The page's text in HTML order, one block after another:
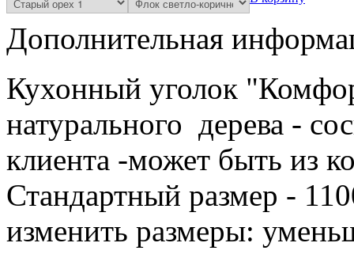
Дополнительная
Кухонный уголок
натурального дерева -
клиента -может быть из
Стандартный размер -
изменить размеры: